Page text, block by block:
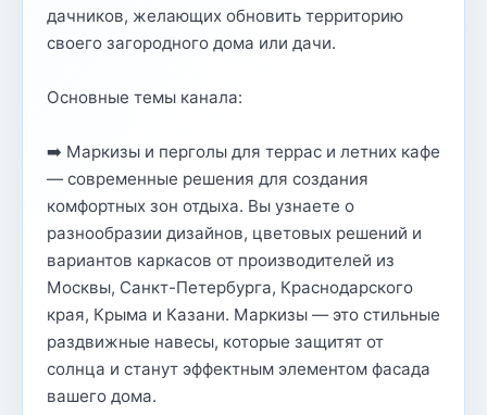
дачников, желающих обновить территорию
своего загородного дома или дачи.
Основные темы канала:
➡️ Маркизы и перголы для террас и летних кафе
— современные решения для создания
комфортных зон отдыха. Вы узнаете о
разнообразии дизайнов, цветовых решений и
вариантов каркасов от производителей из
Москвы, Санкт-Петербурга, Краснодарского
края, Крыма и Казани. Маркизы — это стильные
раздвижные навесы, которые защитят от
солнца и станут эффектным элементом фасада
вашего дома.